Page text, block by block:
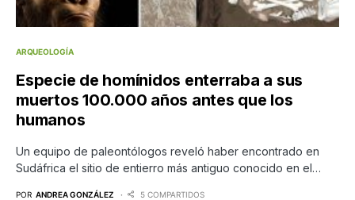
ARQUEOLOGÍA
Especie de homínidos enterraba a sus
muertos 100.000 años antes que los
humanos
Un equipo de paleontólogos reveló haber encontrado en
Sudáfrica el sitio de entierro más antiguo conocido en el…
POR ANDREA GONZÁLEZ 5 COMPARTIDOS